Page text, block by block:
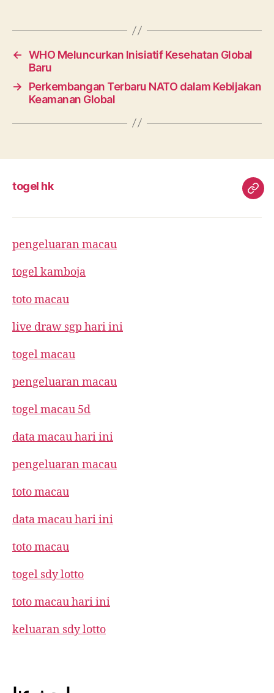
← WHO Meluncurkan Inisiatif Kesehatan Global
Baru
→
Perkembangan Terbaru NATO dalam Kebijakan
Keamanan Global
togel hk
pengeluaran macau
togel kamboja
toto macau
live draw sgp hari ini
togel macau
pengeluaran macau
togel macau 5d
data macau hari ini
pengeluaran macau
toto macau
data macau hari ini
toto macau
togel sdy lotto
toto macau hari ini
keluaran sdy lotto